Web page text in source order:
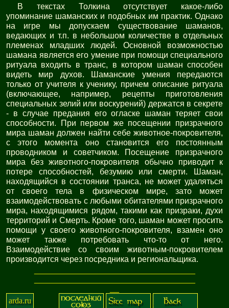
В текстах Толкина отсутствует какое-либо
упоминание шаманских и подобных им практик. Однако
на игре мы допускаем существование шаманов,
ведающих и т.п. в небольшом количестве в отдельных
племенах младших людей. Основной возможностью
шамана является его умение при помощи специального
ритуала входить в транс, в котором шаман способен
видеть мир духов. Шаманские умения передаются
только от учителя к ученику, причем описание ритуала
(включающее, например, рецепты приготовления
специальных зелий или воскурений) держатся в секрете
- в случае предания его огласке шаман теряет свои
способности. При первом же посещении призрачного
мира шаман должен найти себе животное-покровителя,
с этого момента оно становится его постоянным
проводником и советчиком. Посещение призрачного
мира без животного-покровителя обычно приводит к
потере способностей, безумию или смерти. Шаман,
находящийся в состоянии транса, не может удаляться
от своего тела в физическом мире, зато может
взаимодействовать с любыми обитателями призрачного
мира, находящимися рядом, такими как призраки, духи
территорий и Смерть. Кроме того, шаман может просить
помощи у своего животного-покровителя, взамен оно
может также потребовать что-то от него.
Взаимодействие со своим животным-покровителем
производится через посредника и региональщика.
arda.ru